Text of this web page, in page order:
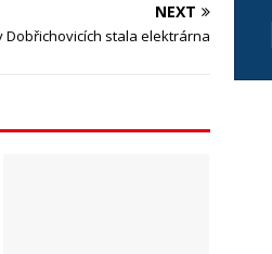
NEXT
Dobřichovicích stala elektrárna